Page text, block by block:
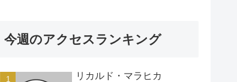
今週のアクセスランキング
リカルド・マラヒカ